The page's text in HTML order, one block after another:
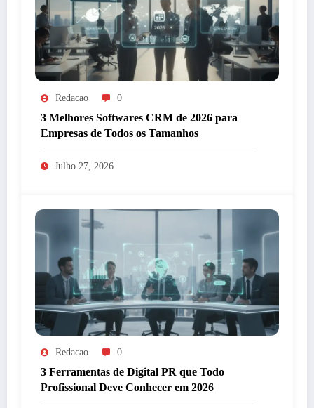
Redacao 0
3 Melhores Softwares CRM de 2026 para
Empresas de Todos os Tamanhos
Julho 27, 2026
Redacao 0
3 Ferramentas de Digital PR que Todo
Profissional Deve Conhecer em 2026